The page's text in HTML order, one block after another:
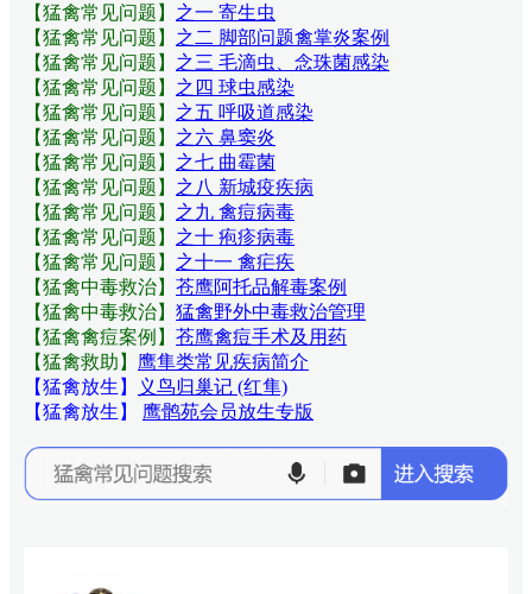
【猛禽常见问题 】 之一 寄生虫
【猛禽常见问题 】 之二 脚部问题禽掌炎案例
【猛禽常见问题 】 之三 毛滴虫、念珠菌感染
【猛禽常见问题 】 之四 球虫感染
【猛禽常见问题 】 之五 呼吸道感染
【猛禽常见问题 】 之六 鼻窦炎
【猛禽常见问题 】 之七 曲霉菌
【猛禽常见问题 】 之八 新城疫疾病
【猛禽常见问题 】 之九 禽痘病毒
【猛禽常见问题 】 之十 疱疹病毒
【猛禽常见问题 】 之十一 禽疟疾
【猛禽中毒救治】 苍鹰阿托品解毒案例
【猛禽中毒救治】 猛禽野外中毒救治管理
【猛禽禽痘案例】 苍鹰禽痘手术及用药
【猛禽救助】 鹰隼类常见疾病简介
【猛禽放生】
义鸟归巢记 (红隼)
【猛禽放生】
鹰鹘苑会员放生专版